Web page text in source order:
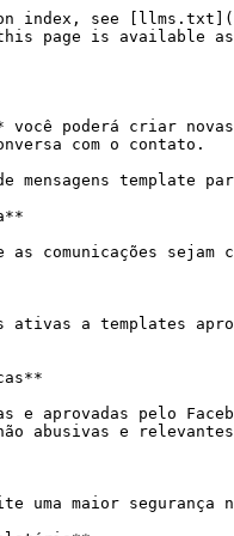
são legítimas e pertinentes. Isso melhora a experiência geral do usuário na plataforma.
{% endhint %}

## Adicionar Mensagem Template

Para adicionar uma mensagem template, clique sobre o botão "*Adicionar mensagem template*", que fica no canto superior direito da página de mensagens template.

<figure><img src="/files/imEIzok1np8sdQ8gUVUm" alt=""><figcaption><p>Botão "Adicionar mensagem template" no canto superior direito.</p></figcaption></figure>

Uma janela de configuração das mensagens template irá se abrir.

<figure><img src="/files/z45ENf9TCaHEqUGnCtGB" alt=""><figcaption></figcaption></figure>

Os seguintes campos estarão disponíveis para serem preenchidos:

### **Título da mensagem template**:&#x20;

É o nome que será dado ao modelo de mensagem template que está sendo criado.&#x20;

Não é permitido usar espaço no título. Você pode usar underline ( \_ ), por exemplo: nome\_modelo.

É por meio do nome da mensagem template que você poderá, por exemplo, encontrá-la no chat para enviar ao cliente ou, ainda, selecioná-la para enviá-la por meio de um fluxo de conversa ou Transmissão.

{% hint style="info" %}
Exemplo de mensagem template no chat:

![](/files/7iXQdrtmFZvsPDJuziSB)

Exemplo de mensagem template no Fluxo de Conversa:

![](/files/2imy4lUSblfQoYQgPXZ7)

Exemplo de mensagem template na Transmissão:

![](/files/